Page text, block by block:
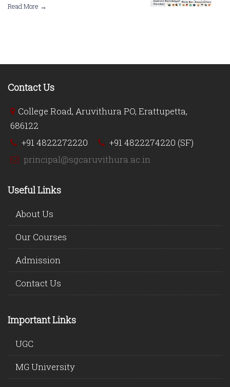
Read More →
Contact Us
College Road, Aruvithura PO, Erattupetta,
686122
+91 4822272220
+91 4822274220 (SF)
principal@sgcaruvithura.ac.in
Useful Links
About Us
Our Courses
Admission
Contact Us
Important Links
UGC
MG University